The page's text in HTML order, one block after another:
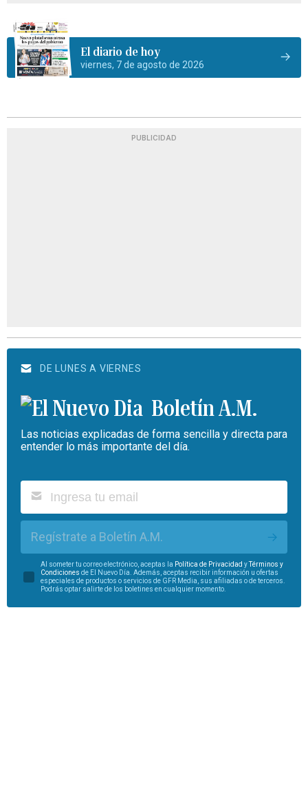
El diario de hoy
viernes, 7 de agosto de 2026
PUBLICIDAD
DE LUNES A VIERNES
Boletín A.M.
Las noticias explicadas de forma sencilla y directa para
entender lo más importante del día.
Regístrate a Boletín A.M.
Al someter tu correo electrónico, aceptas la Política de Privacidad yTérminos y
Condiciones de El Nuevo Día. Además, aceptas recibir información u ofertas
especiales de productos o servicios de GFR Media, sus afiliadas o de terceros.
Podrás optar salirte de los boletines en cualquier momento.